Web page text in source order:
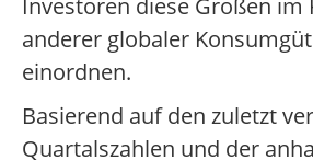
Investoren diese Größen im
anderer globaler
einordnen.
Basierend auf den zuletzt
Quartalszahlen und der